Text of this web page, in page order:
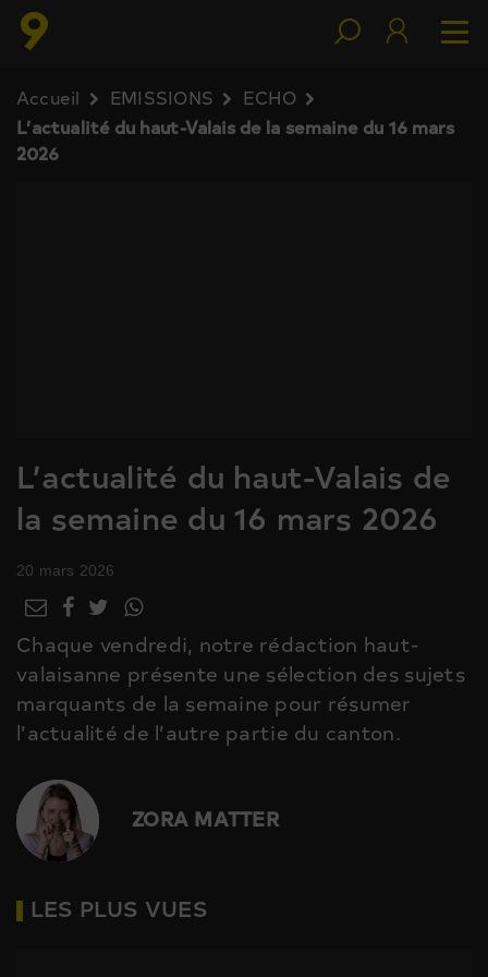
Accueil EMISSIONS
ECHO
L’actualité du haut-Valais de la semaine du 16 mars
2026
L’actualité du haut-Valais de
la semaine du 16 mars 2026
20 mars 2026
Chaque vendredi, notre rédaction haut-
valaisanne présente une sélection des sujets
marquants de la semaine pour résumer
l’actualité de l’autre partie du canton.
ZORA MATTER
LES PLUS VUES